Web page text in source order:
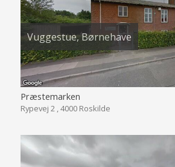
Vuggestue, Børnehave
Præstemarken
Rypevej 2 , 4000 Roskilde